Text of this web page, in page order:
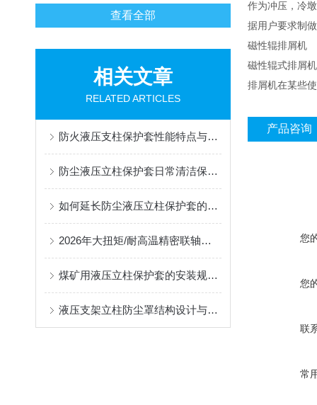
查看全部
相关文章
RELATED ARTICLES
防火液压支柱保护套性能特点与阻燃防护应用
防尘液压立柱保护套日常清洁保养与更换规范
如何延长防尘液压立柱保护套的使用寿命？
2026年大扭矩/耐高温精密联轴器定制找哪家？能实现精准定制的优质厂家盘点
煤矿用液压立柱保护套的安装规范与使用寿命提升方案
液压支架立柱防尘罩结构设计与密封防护原理
作为冲压，冷
据用户要求制
磁性辊排屑机
磁性辊式排屑
排屑机在某些
产品咨询
您
您
联
常